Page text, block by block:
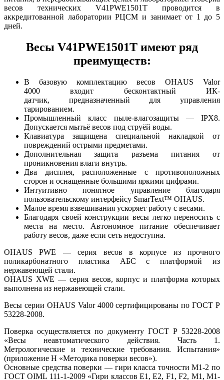
весов технических V41PWE1501T проводится в
аккредитованной лаборатории РЦСМ и занимает от 1 до 5
дней.
Весы V41PWE1501T имеют ряд
преимуществ:
В базовую комплектацию весов OHAUS Valor
4000
входит бесконтактный ИК-
датчик, предназначенный для управления
тарированием.
Промышленный класс пыле-влагозащиты — IPX8.
Допускается мытьё весов под струёй воды.
Клавиатура защищена специальной накладкой от
повреждений острыми предметами.
Дополнительная защита разъема питания от
проникновения влаги внутрь.
Два дисплея, расположенные с противоположных
сторон и оснащенные большими яркими цифрами.
Интуитивно понятное управление благодаря
пользовательскому интерфейсу SmarText™ OHAUS.
Малое время взвешивания ускоряет работу с весами.
Благодаря своей конструкции весы легко переносить с
места на место. Автономное питание обеспечивает
работу весов, даже если сеть недоступна.
OHAUS PWE —серия весов в корпусе из прочного
поликарбонатного пластика АБС с платформой из
нержавеющей стали.
OHAUS XWE — серия весов, корпус и платформа которых
выполнена из нержавеющей стали.
Весы серии OHAUS Valor 4000 сертифицированы по ГОСТ Р
53228-2008.
Поверка осуществляется по документу ГОСТ Р 53228-2008
«Весы неавтоматического действия. Часть 1.
Метрологические и технические требования. Испытания»
(приложение Н «Методика поверки весов»).
Основные средства поверки — гири класса точности М1-2 по
ГОСТ OIML 111-1-2009 «Гири классов E1, E2, F1, F2, M1, M1-